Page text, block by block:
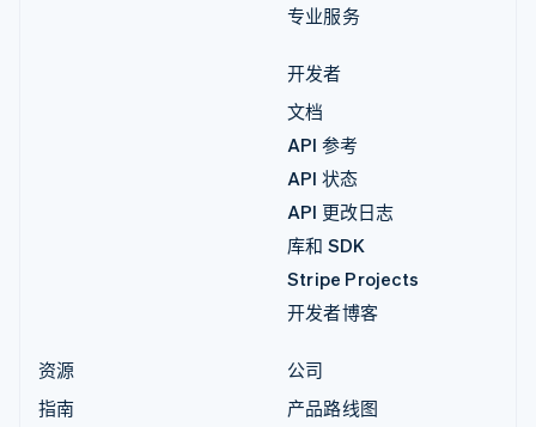
专业服务
开发者
文档
API 参考
API 状态
API 更改日志
库和 SDK
Stripe Projects
开发者博客
资源
指南
公司
产品路线图